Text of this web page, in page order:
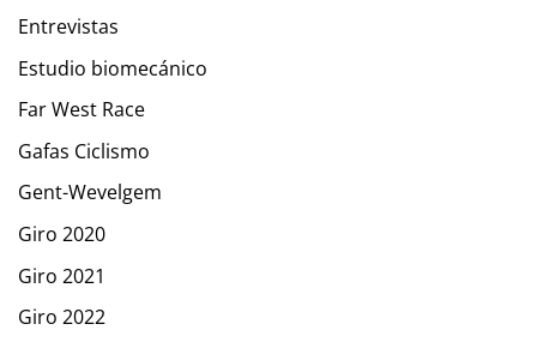
Entrevistas
Estudio biomecánico
Far West Race
Gafas Ciclismo
Gent-Wevelgem
Giro 2020
Giro 2021
Giro 2022